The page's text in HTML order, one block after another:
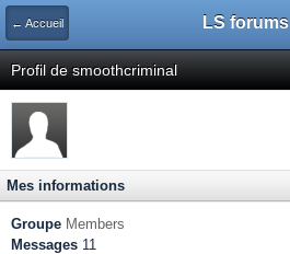
← Accueil LS forums
Profil de smoothcriminal
Mes informations
Groupe Members
Messages 11